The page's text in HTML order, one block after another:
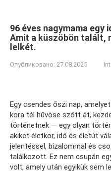
96 éves nagymama egy
Amit a küszöbön talált,
lelkét.
Опубликовано: 27.08.2025
Egy csendes őszi nap,
kora tél hűvöse szőtt át,
történetnek — egy olyan
akiket életkor, idő és életút
jelentéssel, bizalommal és
találkozott. Ez nem csupán
volt, amely után egyikük sem